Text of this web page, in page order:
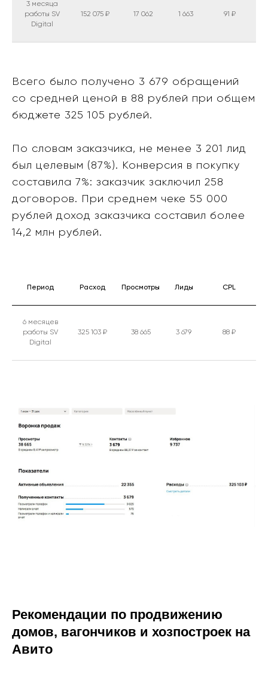
3 месяца
работы SV
Digital
152 075 ₽ 17 062 1 663 91 ₽
Всего было получено 3 679 обращений
со средней ценой в 88 рублей при общем
бюджете 325 105 рублей.
По словам заказчика, не менее 3 201 лид
был целевым (87%). Конверсия в покупку
составила 7%: заказчик заключил 258
договоров. При среднем чеке 55 000
рублей доход заказчика составил более
14,2 млн рублей.
Период Расход Просмотры Лиды CPL
6 месяцев
работы SV
Digital
325 103 ₽ 38 665 3 679 88 ₽
Рекомендации по продвижению
домов, вагончиков и хозпостроек на
Авито